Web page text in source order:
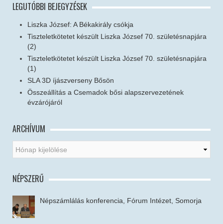
LEGUTÓBBI BEJEGYZÉSEK
Liszka József: A Békakirály csókja
Tiszteletkötetet készült Liszka József 70. születésnapjára
(2)
Tiszteletkötetet készült Liszka József 70. születésnapjára
(1)
SLA 3D íjászverseny Bősön
Összeállítás a Csemadok bősi alapszervezetének
évzárójáról
ARCHÍVUM
NÉPSZERŰ
Népszámlálás konferencia, Fórum Intézet, Somorja